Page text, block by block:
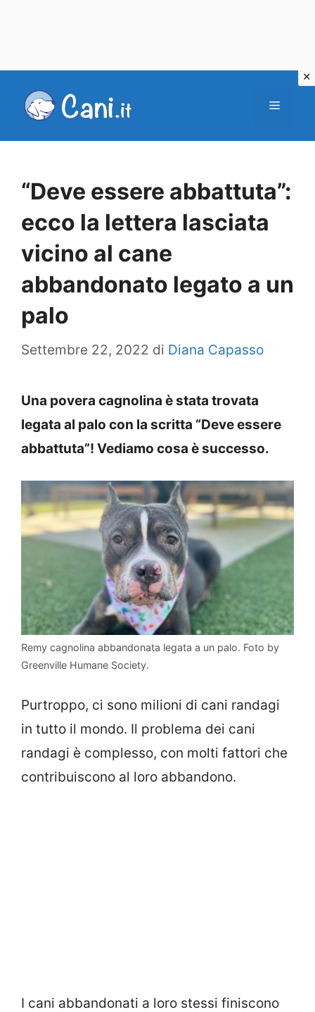
Menu
“Deve essere abbattuta”:
ecco la lettera lasciata
vicino al cane
abbandonato legato a un
palo
Settembre 22, 2022 di Diana Capasso
Una povera cagnolina è stata trovata
legata al palo con la scritta “Deve essere
abbattuta”! Vediamo cosa è successo.
Remy cagnolina abbandonata legata a un palo. Foto by
Greenville Humane Society.
Purtroppo, ci sono milioni di cani randagi
in tutto il mondo. Il problema dei cani
randagi è complesso, con molti fattori che
contribuiscono al loro abbandono.
I cani abbandonati a loro stessi finiscono